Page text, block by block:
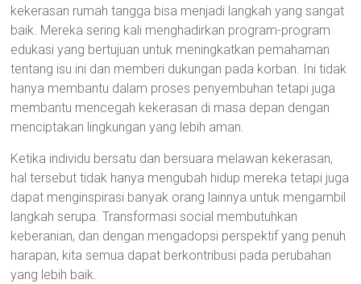
kekerasan rumah tangga bisa menjadi langkah yang sangat
baik. Mereka sering kali menghadirkan program-program
edukasi yang bertujuan untuk meningkatkan pemahaman
tentang isu ini dan memberi dukungan pada korban. Ini tidak
hanya membantu dalam proses penyembuhan tetapi juga
membantu mencegah kekerasan di masa depan dengan
menciptakan lingkungan yang lebih aman.
Ketika individu bersatu dan bersuara melawan kekerasan,
hal tersebut tidak hanya mengubah hidup mereka tetapi juga
dapat menginspirasi banyak orang lainnya untuk mengambil
langkah serupa. Transformasi social membutuhkan
keberanian, dan dengan mengadopsi perspektif yang penuh
harapan, kita semua dapat berkontribusi pada perubahan
yang lebih baik.